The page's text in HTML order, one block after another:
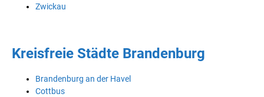
Zwickau
Kreisfreie Städte Brandenburg
Brandenburg an der Havel
Cottbus